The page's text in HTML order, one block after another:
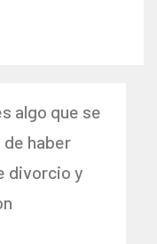
algo que se
haber
divorcio y